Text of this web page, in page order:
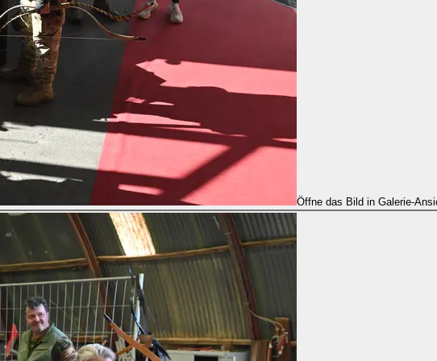
Öffne das Bild in Galerie-